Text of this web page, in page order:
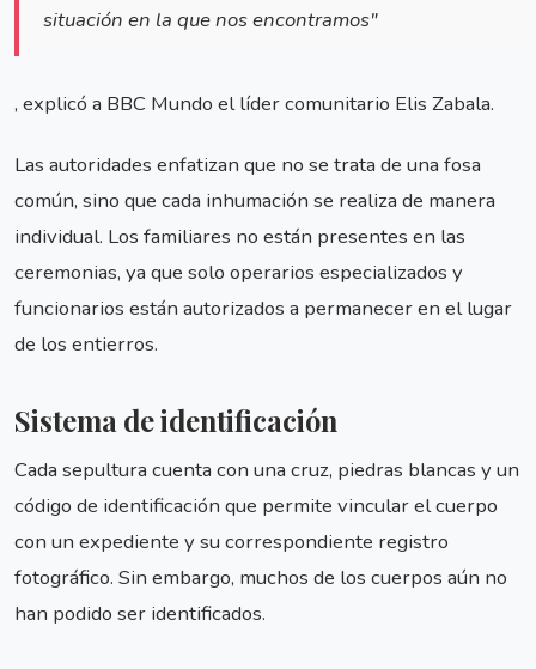
situación en la que nos encontramos"
, explicó a BBC Mundo el líder comunitario Elis Zabala.
Las autoridades enfatizan que no se trata de una fosa
común, sino que cada inhumación se realiza de manera
individual. Los familiares no están presentes en las
ceremonias, ya que solo operarios especializados y
funcionarios están autorizados a permanecer en el lugar
de los entierros.
Sistema de identificación
Cada sepultura cuenta con una cruz, piedras blancas y un
código de identificación que permite vincular el cuerpo
con un expediente y su correspondiente registro
fotográfico. Sin embargo, muchos de los cuerpos aún no
han podido ser identificados.